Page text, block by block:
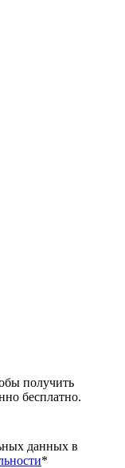
получить
бесплатно.
данных в
*